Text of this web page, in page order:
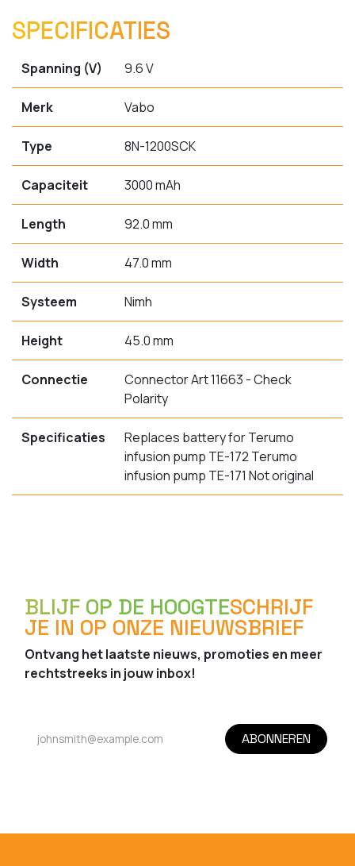
SPECIFICATIES
Spanning (V) 9.6 V
Merk Vabo
Type 8N-1200SCK
Capaciteit 3000 mAh
Length 92.0 mm
Width 47.0 mm
Systeem Nimh
Height 45.0 mm
Connectie
Connector Art 11663 - Check
Polarity
Specificaties
Replaces battery for Terumo
infusion pump TE-172 Terumo
infusion pump TE-171 Not original
BLIJF OP DE HOOGTESCHRIJF
JE IN OP ONZE NIEUWSBRIEF
Ontvang het laatste nieuws, promoties en meer
rechtstreeks in jouw inbox!
ABONNEREN